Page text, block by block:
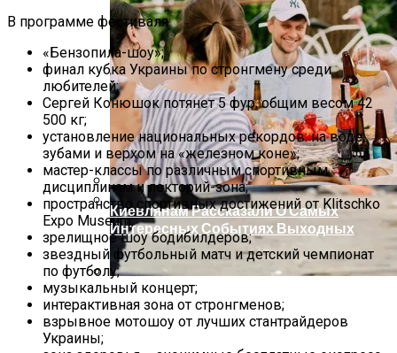
Международная Реакция На Тарифы
Трампа: Что Стоит На Кону
Кризис Безопасности На Гаити:
Ужасающая Реальность Безнадежной
Киевлянам Рассказали О Самых
Интересных Событиях Выходных
В программе фестиваля:
«Бензопила-шоу»;
финал кубка Украины по стронгмену среди
любителей;
Сергей Конюшок потянет 5 фур, общим весом 42
500 кг;
установление национальных рекордов: на воде,
зубами и верхом на «железном коне»;
мастер-классы по различным спортивным
дисциплинам и лекторий-зона;
пространство спортивных достижений от Klitschko
Expo Museum;
зрелищное шоу бодибилдеров;
звездный футбольный матч и детский чемпионат
по футболу;
музыкальный концерт;
интерактивная зона от стронгменов;
взрывное мотошоу от лучших стантрайдеров
Украины;